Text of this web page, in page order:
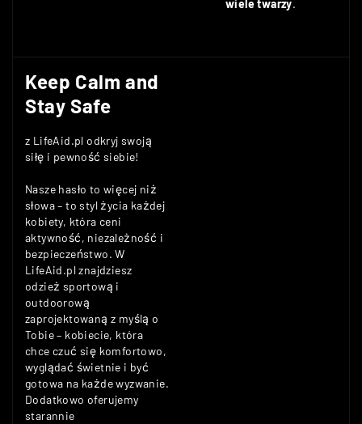
wiele twarzy.
Keep Calm and
Stay Safe
z LifeAid.pl odkryj swoją
siłę i pewność siebie!
Nasze hasło to więcej niż
słowa – to styl życia każdej
kobiety, która ceni
aktywność, niezależność i
bezpieczeństwo. W
LifeAid.pl znajdziesz
odzież sportową i
outdoorową
zaprojektowaną z myślą o
Tobie – kobiecie, która
chce czuć się komfortowo,
wyglądać świetnie i być
gotowa na każde wyzwanie.
Dodatkowo oferujemy
starannie